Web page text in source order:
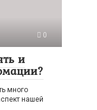
0
и
много
нашей